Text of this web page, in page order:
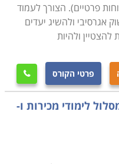
פרטיים). הצורך לעמוד
אגרסיבי ולהשיג יעדים
ולהיות
פרטי הקורס 
לימודי מכירות ו-